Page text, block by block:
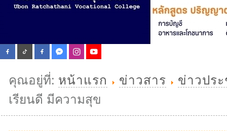
คุณอยู่ที่: หน้าแรก ข่าวสาร
ข่าวปร
เรียนดี มีความสุข